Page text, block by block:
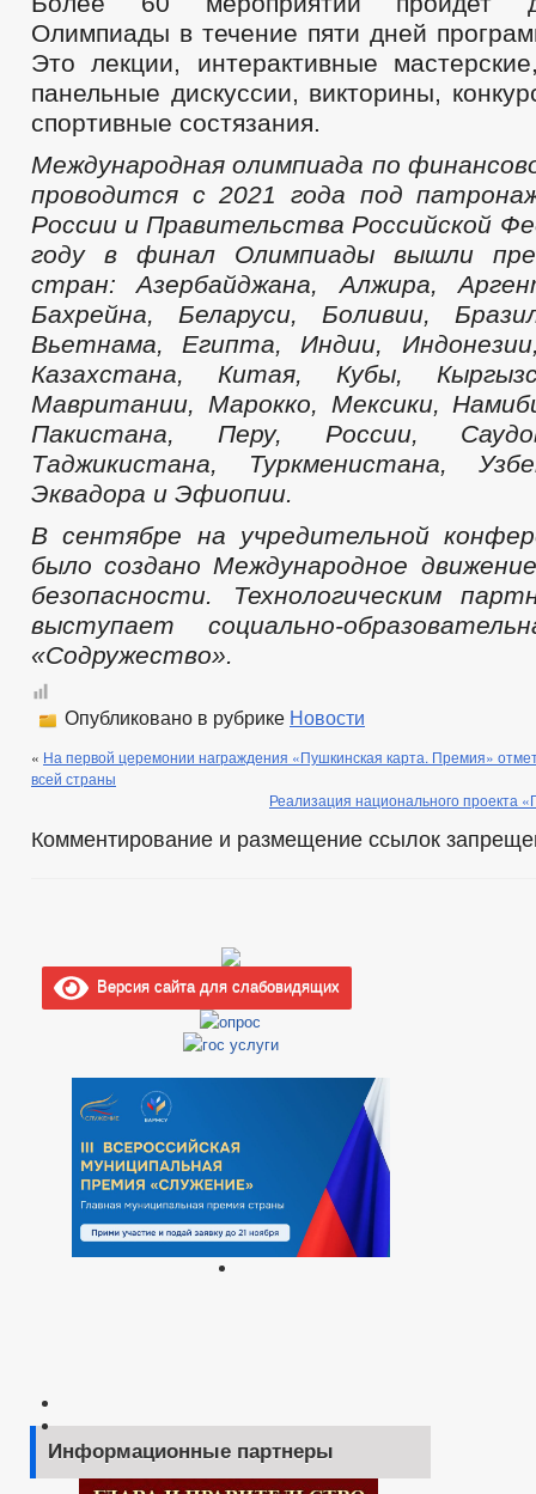
Олимпиады в течение пяти дней
Это лекции, интерактивные
панельные дискуссии, викторины,
спортивные состязания.
Международная олимпиада по
проводится с 2021 года под
России и Правительства Российской
году в финал Олимпиады вышли
стран: Азербайджана, Алжира,
Бахрейна, Беларуси, Боливии,
Вьетнама, Египта, Индии,
Казахстана, Китая, Кубы,
Мавритании, Марокко, Мексики,
Пакистана, Перу, России,
Таджикистана, Туркменистана,
Эквадора и Эфиопии.
В сентябре на учредительной
было создано Международное
безопасности. Технологическим
выступает социально-
«Содружество».
Опубликовано в рубрике Новости
« На первой церемонии награждения «Пушкинская карта. Премия»
всей страны
Реализация национального проекта
Комментирование и размещение ссылок
Версия сайта для слабовидящих
Информационные партнеры